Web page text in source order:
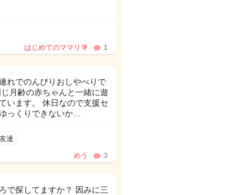
はじめてのママリ🔰 1
れでのんびりおしやべりで
月齢の赤ちゃんと一緒に遊
います。 休日なので支援セ
っくりできないか…
友達
めう 3
で探してますか？ 因みに三